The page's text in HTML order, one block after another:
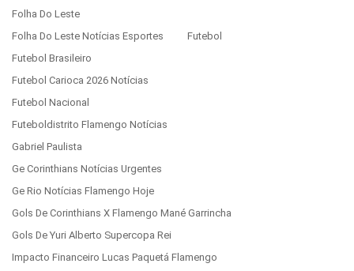
Folha Do Leste
Folha Do Leste Notícias Esportes
Futebol
Futebol Brasileiro
Futebol Carioca 2026 Notícias
Futebol Nacional
Futeboldistrito Flamengo Notícias
Gabriel Paulista
Ge Corinthians Notícias Urgentes
Ge Rio Notícias Flamengo Hoje
Gols De Corinthians X Flamengo Mané Garrincha
Gols De Yuri Alberto Supercopa Rei
Impacto Financeiro Lucas Paquetá Flamengo